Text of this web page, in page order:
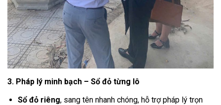
3. Pháp lý minh bạch – Sổ đỏ từng lô
Sổ đỏ riêng, sang tên nhanh chóng, hỗ trợ pháp lý trọn